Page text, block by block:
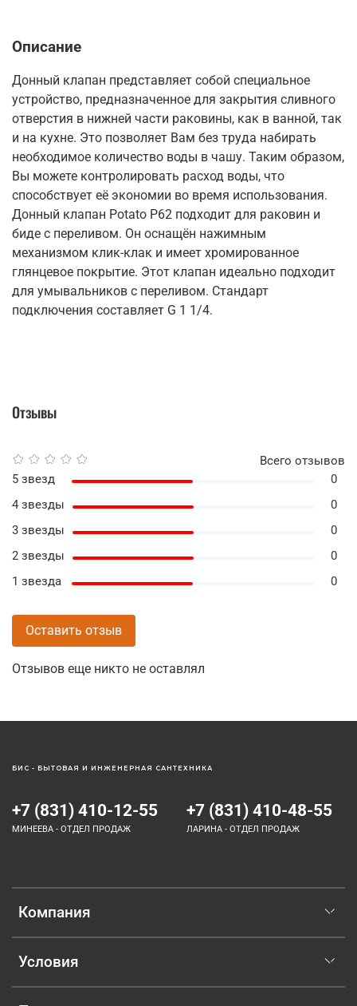
Описание
Донный клапан представляет собой специальное
устройство, предназначенное для закрытия сливного
отверстия в нижней части раковины, как в ванной, так
и на кухне. Это позволяет Вам без труда набирать
необходимое количество воды в чашу. Таким образом,
Вы можете контролировать расход воды, что
способствует её экономии во время использования.
Донный клапан Potato P62 подходит для раковин и
биде с переливом. Он оснащён нажимным
механизмом клик-клак и имеет хромированное
глянцевое покрытие. Этот клапан идеально подходит
для умывальников с переливом. Стандарт
подключения составляет G 1 1/4.
Отзывы
Отзывов еще никто не оставлял
Всего отзывов
5 звезд
0
4 звезды
0
3 звезды
0
2 звезды
0
1 звезда
0
Оставить отзыв
Компания
Условия
+7 (831) 410-12-55
МИНЕЕВА - ОТДЕЛ ПРОДАЖ
+7 (831) 410-48-55
ЛАРИНА - ОТДЕЛ ПРОДАЖ
БИС - БЫТОВАЯ И ИНЖЕНЕРНАЯ САНТЕХНИКА